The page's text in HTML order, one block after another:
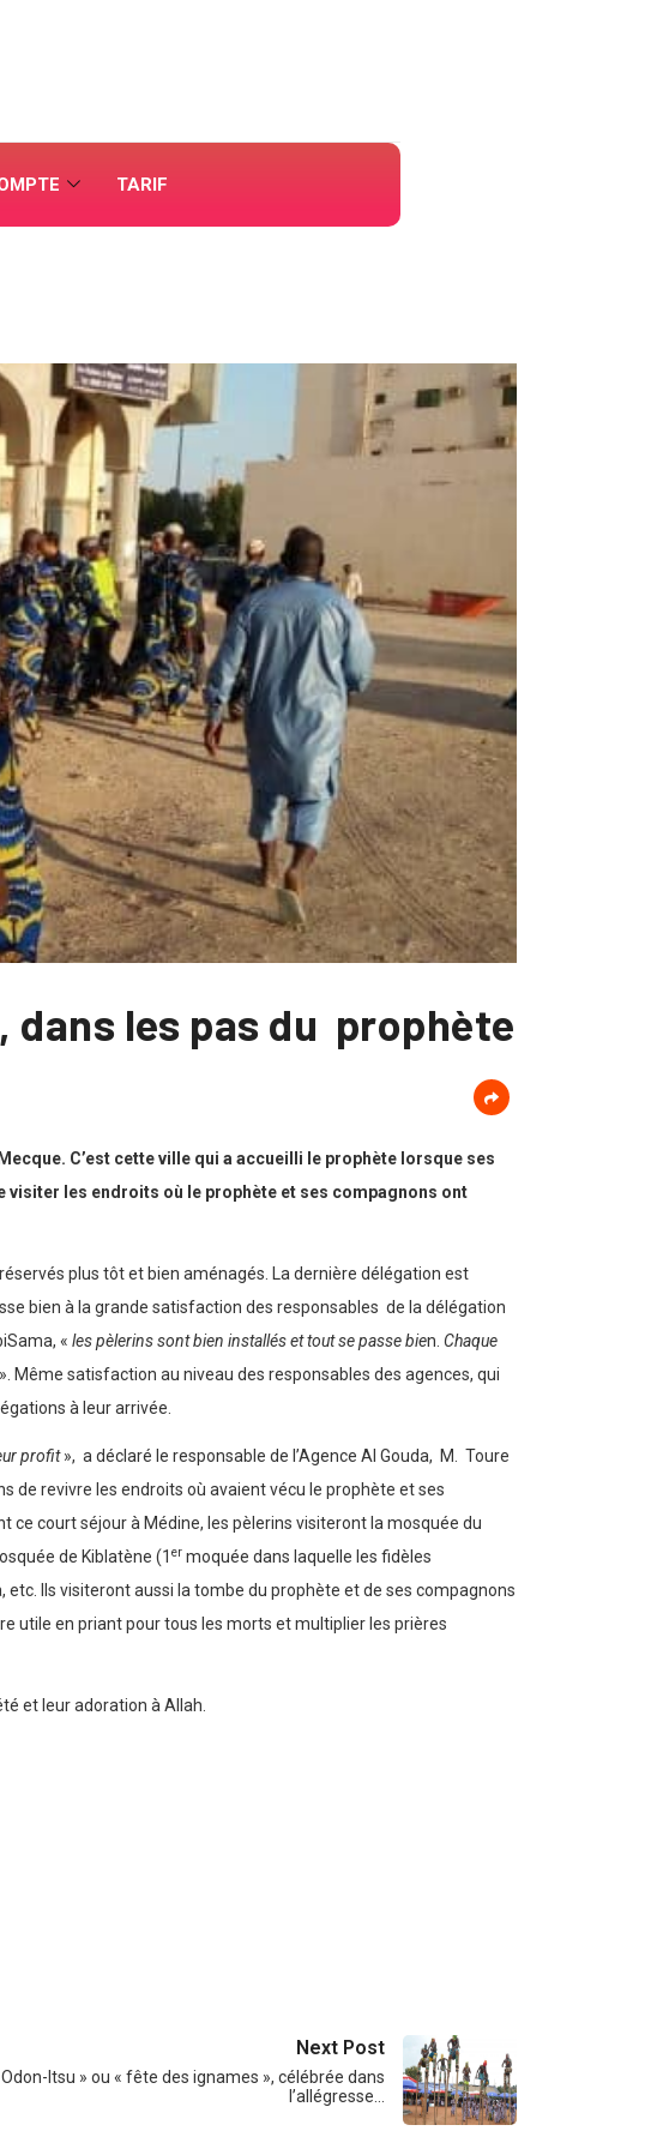
TARIF
dans les pas du prophète
C’est cette ville qui a accueilli le prophète lorsque ses
les endroits où le prophète et ses compagnons ont
plus tôt et bien aménagés. La dernière délégation est
bien à la grande satisfaction des responsables de la délégation
« les pèlerins sont bien installés et tout se passe bien. Chaque
». Même satisfaction au niveau des responsables des agences, qui
à leur arrivée.
profit», a déclaré le responsable de l’Agence Al Gouda, M. Toure
de revivre les endroits où avaient vécu le prophète et ses
ce court séjour à Médine, les pèlerins visiteront la mosquée du
de Kiblatène (1 er moquée dans laquelle les fidèles
Ils visiteront aussi la tombe du prophète et de ses compagnons
utile en priant pour tous les morts et multiplier les prières
et leur adoration à Allah.
Next Post
Odon-Itsu » ou « fête des ignames », célébrée dans
l’allégresse…